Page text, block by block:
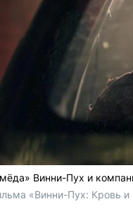
Винни-Пух и
«Винни-Пух: Кровь